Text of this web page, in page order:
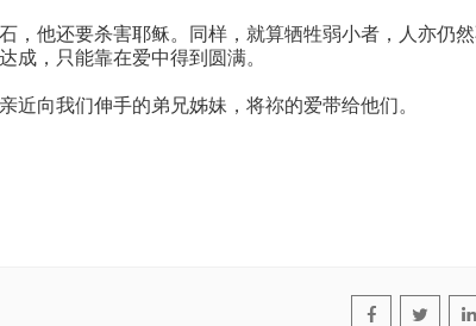
，他还要杀害耶稣。同样，就算牺牲弱小者，人亦仍然
成，只能靠在爱中得到圆满。
近向我们伸手的弟兄姊妹，将祢的爱带给他们。